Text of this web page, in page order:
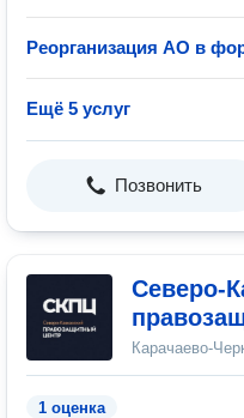
Реорганизация АО в
Ещё 5 услуг
Позвонить
Северо-
Карачаево-
1 оценка